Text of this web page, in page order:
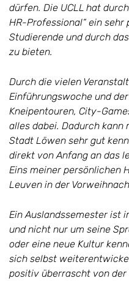
dürfen. Die UCLL hat
HR-Professional“ ein sehr
Studierende und durch
zu bieten.
Durch die vielen
Einführungswoche und
Kneipentouren, City-
alles dabei. Dadurch kann
Stadt Löwen sehr gut
direkt von Anfang an das
Eins meiner persönlichen
Leuven in der
Ein Auslandssemester ist
und nicht nur um seine
oder eine neue Kultur
sich selbst
positiv überrascht von